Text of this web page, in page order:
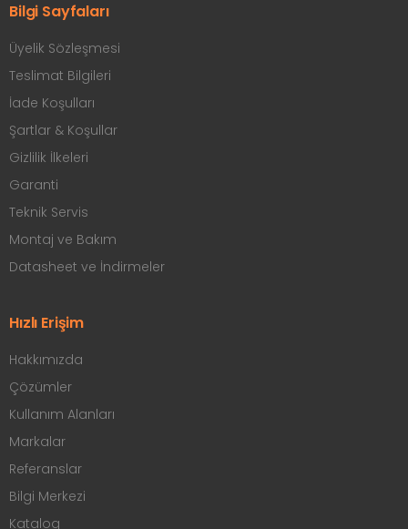
Bilgi Sayfaları
Üyelik Sözleşmesi
Teslimat Bilgileri
İade Koşulları
Şartlar & Koşullar
Gizlilik İlkeleri
Garanti
Teknik Servis
Montaj ve Bakım
Datasheet ve İndirmeler
Hızlı Erişim
Hakkımızda
Çözümler
Kullanım Alanları
Markalar
Referanslar
Bilgi Merkezi
Katalog